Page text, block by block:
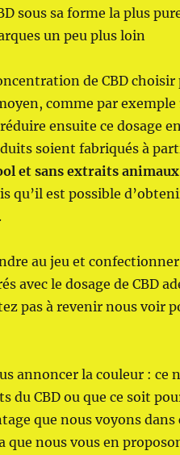
sous sa forme la plus
un peu plus loin
de CBD
comme par
ensuite ce dosage
soient fabriqués à
et sans extraits animaux
qu’il est possible
au jeu et
avec le dosage de CBD
pas à revenir nous voir
annoncer la couleur : ce
du CBD ou que ce soit
que nous voyons dans
que nous vous en